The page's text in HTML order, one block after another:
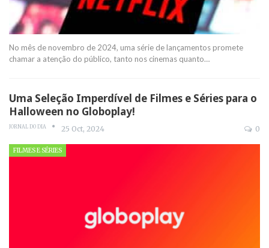
No mês de novembro de 2024, uma série de lançamentos promete
chamar a atenção do público, tanto nos cinemas quanto…
Uma Seleção Imperdível de Filmes e Séries para o
Halloween no Globoplay!
JORNAL DO DIA 25 Oct, 2024 0
FILMES E SÉRIES